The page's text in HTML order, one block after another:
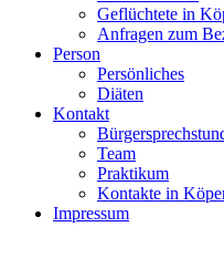
Geflüchtete in
Anfragen zum
Person
Persönliches
Diäten
Kontakt
Team
Praktikum
Kontakte in
Impressum